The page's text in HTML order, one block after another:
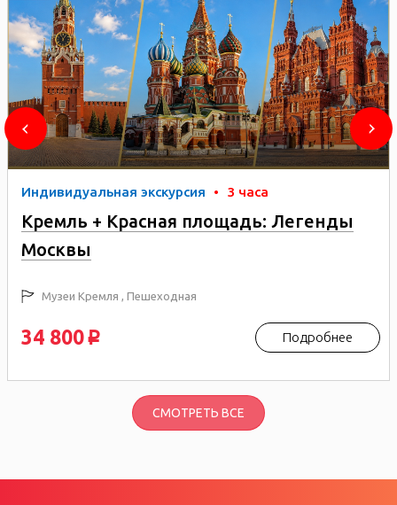
Индивидуальная экскурсия • 3 часа
Кремль + Красная площадь: Легенды
Москвы
Музеи Кремля , Пешеходная
34 800 p Подробнее
СМОТРЕТЬ ВСЕ